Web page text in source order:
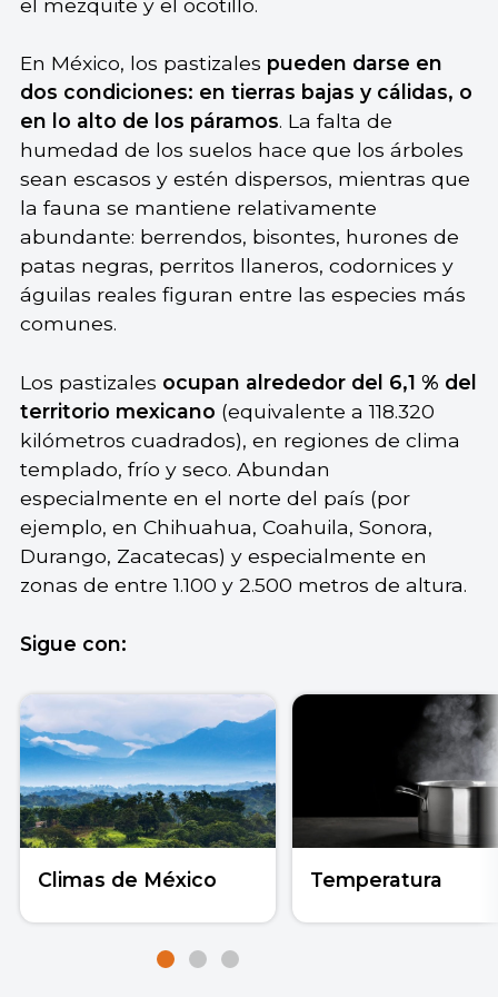
el mezquite y el ocotillo.
En México, los pastizales pueden darse en
dos condiciones: en tierras bajas y cálidas, o
en lo alto de los páramos. La falta de
humedad de los suelos hace que los árboles
sean escasos y estén dispersos, mientras que
la fauna se mantiene relativamente
abundante: berrendos, bisontes, hurones de
patas negras, perritos llaneros, codornices y
águilas reales figuran entre las especies más
comunes.
Los pastizales ocupan alrededor del 6,1 % del
territorio mexicano (equivalente a 118.320
kilómetros cuadrados), en regiones de clima
templado, frío y seco. Abundan
especialmente en el norte del país (por
ejemplo, en Chihuahua, Coahuila, Sonora,
Durango, Zacatecas) y especialmente en
zonas de entre 1.100 y 2.500 metros de altura.
Sigue con:
Climas de México Temperatura